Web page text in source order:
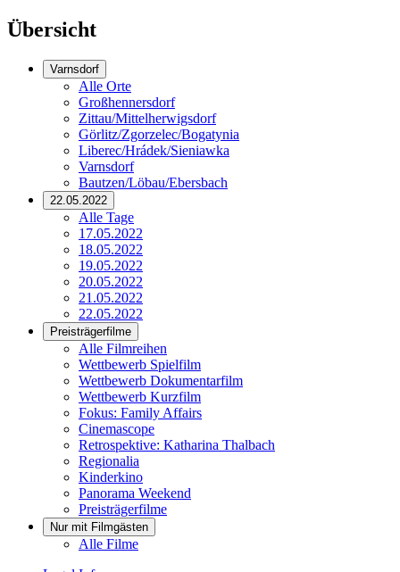
Übersicht
Varnsdorf
Alle Orte
Großhennersdorf
Zittau/Mittelherwigsdorf
Görlitz/Zgorzelec/Bogatynia
Liberec/Hrádek/Sieniawka
Varnsdorf
Bautzen/Löbau/Ebersbach
22.05.2022
Alle Tage
17.05.2022
18.05.2022
19.05.2022
20.05.2022
21.05.2022
22.05.2022
Preisträgerfilme
Alle Filmreihen
Wettbewerb Spielfilm
Wettbewerb Dokumentarfilm
Wettbewerb Kurzfilm
Fokus: Family Affairs
Cinemascope
Retrospektive: Katharina Thalbach
Regionalia
Kinderkino
Panorama Weekend
Preisträgerfilme
Nur mit Filmgästen
Alle Filme